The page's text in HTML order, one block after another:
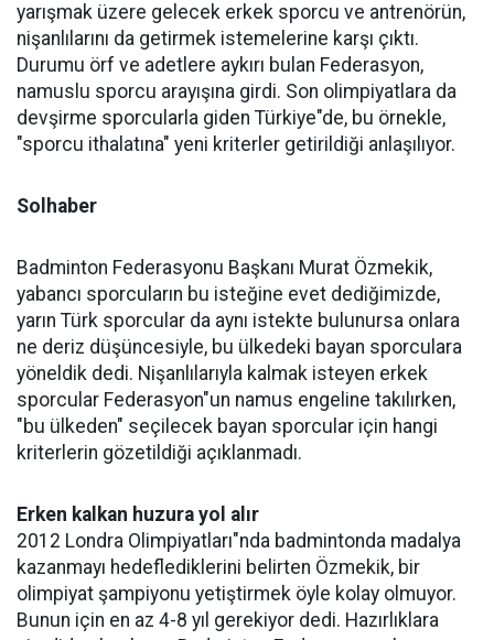
yarışmak üzere gelecek erkek sporcu ve antrenörün,
nişanlılarını da getirmek istemelerine karşı çıktı.
Durumu örf ve adetlere aykırı bulan Federasyon,
namuslu sporcu arayışına girdi. Son olimpiyatlara da
devşirme sporcularla giden Türkiye"de, bu örnekle,
"sporcu ithalatına" yeni kriterler getirildiği anlaşılıyor.
Solhaber
Badminton Federasyonu Başkanı Murat Özmekik,
yabancı sporcuların bu isteğine evet dediğimizde,
yarın Türk sporcular da aynı istekte bulunursa onlara
ne deriz düşüncesiyle, bu ülkedeki bayan sporculara
yöneldik dedi. Nişanlılarıyla kalmak isteyen erkek
sporcular Federasyon"un namus engeline takılırken,
"bu ülkeden" seçilecek bayan sporcular için hangi
kriterlerin gözetildiği açıklanmadı.
Erken kalkan huzura yol alır
2012 Londra Olimpiyatları"nda badmintonda madalya
kazanmayı hedeflediklerini belirten Özmekik, bir
olimpiyat şampiyonu yetiştirmek öyle kolay olmuyor.
Bunun için en az 4-8 yıl gerekiyor dedi. Hazırlıklara